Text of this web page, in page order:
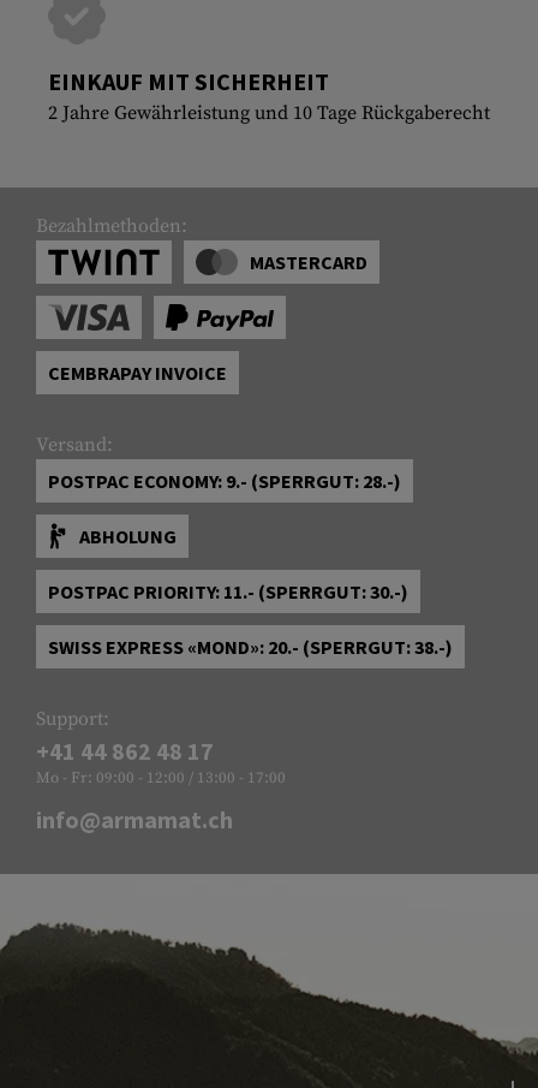
EINKAUF MIT SICHERHEIT
2 Jahre Gewährleistung und 10 Tage Rückgaberecht
Bezahlmethoden:
MASTERCARD
CEMBRAPAY INVOICE
Versand:
POSTPAC ECONOMY: 9.- (SPERRGUT: 28.-)
ABHOLUNG
POSTPAC PRIORITY: 11.- (SPERRGUT: 30.-)
SWISS EXPRESS «MOND»: 20.- (SPERRGUT: 38.-)
Support:
+41 44 862 48 17
Mo - Fr: 09:00 - 12:00 / 13:00 - 17:00
info@armamat.ch